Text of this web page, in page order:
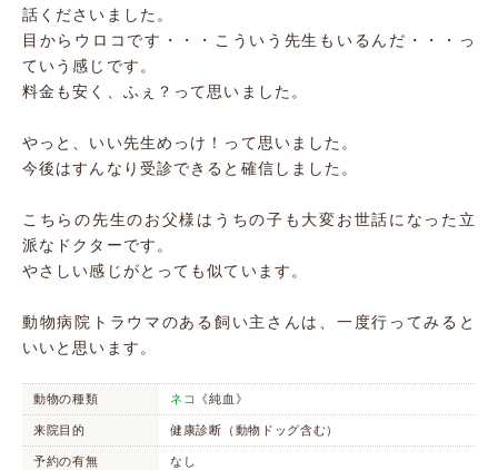
話くださいました。
目からウロコです・・・こういう先生もいるんだ・・・っ
ていう感じです。
料金も安く、ふぇ？って思いました。
やっと、いい先生めっけ！って思いました。
今後はすんなり受診できると確信しました。
こちらの先生のお父様はうちの子も大変お世話になった立
派なドクターです。
やさしい感じがとっても似ています。
動物病院トラウマのある飼い主さんは、一度行ってみると
いいと思います。
動物の種類 ネコ 《純血》
来院目的 健康診断（動物ドッグ含む）
予約の有無 なし